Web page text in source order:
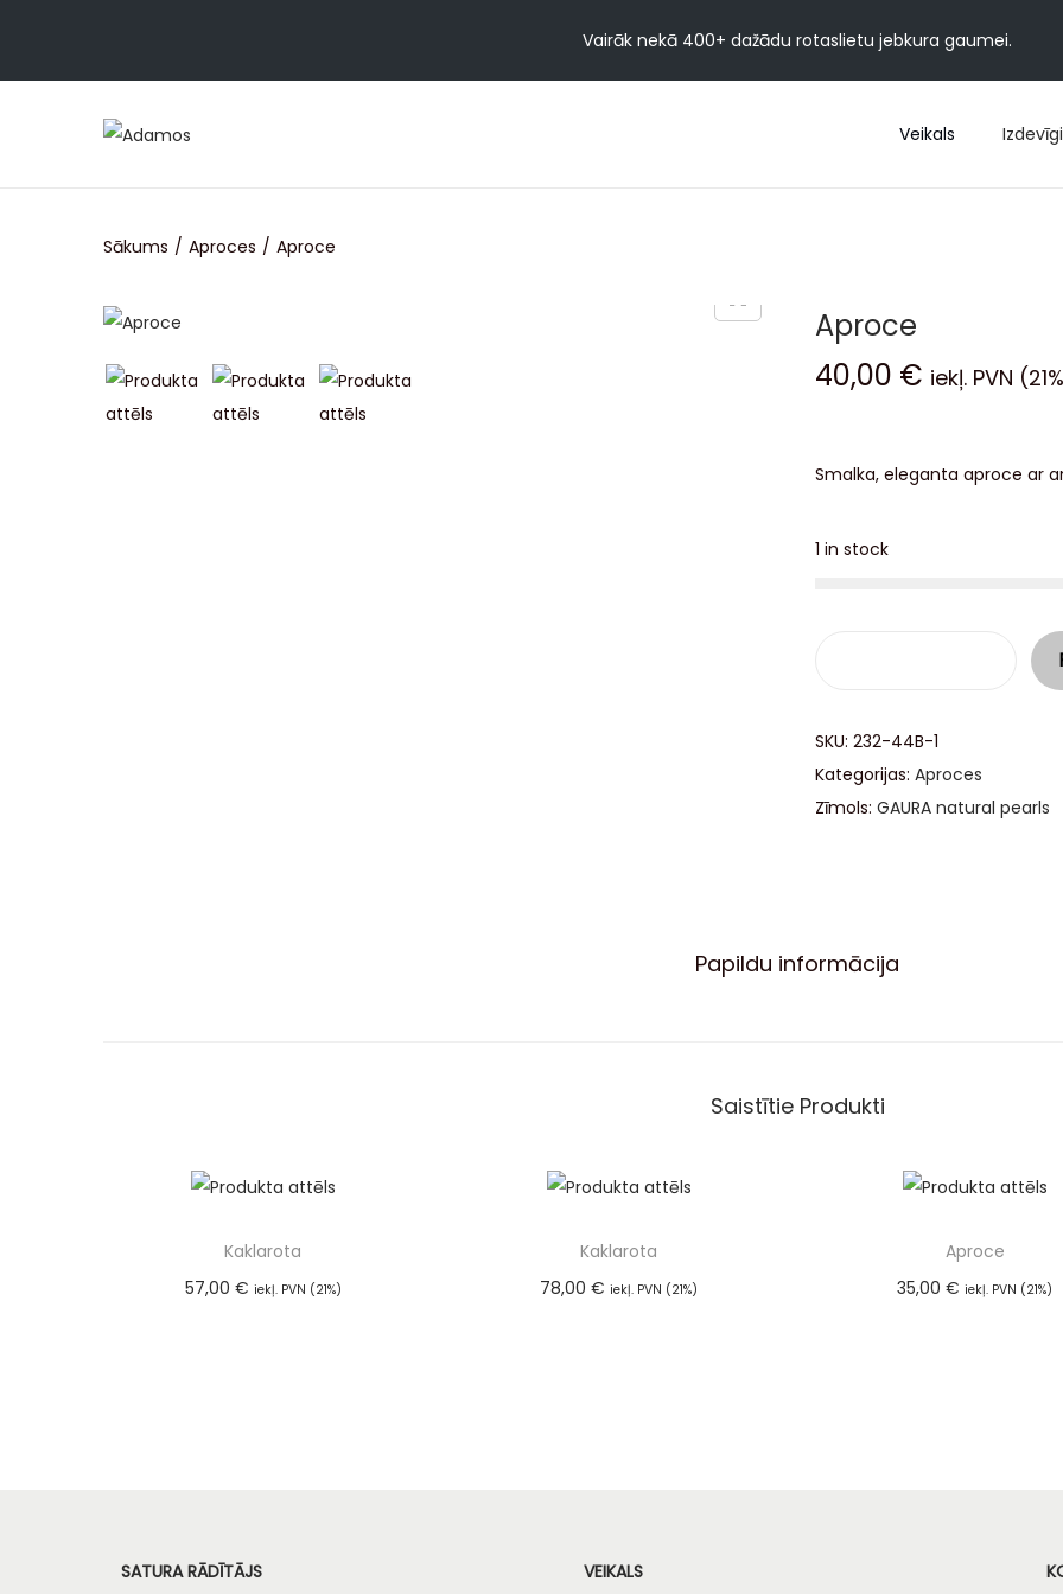
Vairāk nekā 400+ dažādu rotaslietu jebkura gaumei.
Veikals Izdevīgi
Sākums / Aproces / Aproce
Aproce
40,00 € iekļ. PVN
Smalka, eleganta aproce ar
1 in stock
SKU: 232-44B-1
Kategorijas: Aproces
Zīmols: GAURA natural pearls
Papildu informācija
Saistītie Produkti
Kaklarota
57,00 € iekļ. PVN (21%)
Kaklarota
78,00€ iekļ. PVN (21%)
Aproce
35,00€ iekļ. PVN (21%)
SATURA RĀDĪTĀJS
VEIKALS